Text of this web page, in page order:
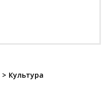
Культура